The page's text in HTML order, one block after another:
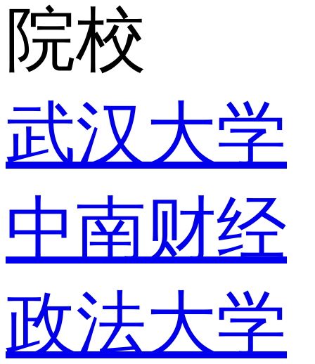
院校
武汉大学
中南财经
政法大学